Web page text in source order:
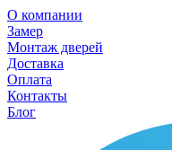
О компании
Замер
Монтаж дверей
Доставка
Оплата
Контакты
Блог